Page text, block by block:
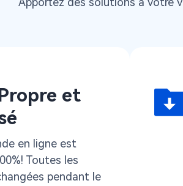
et
en ligne est
Toutes les
pendant le